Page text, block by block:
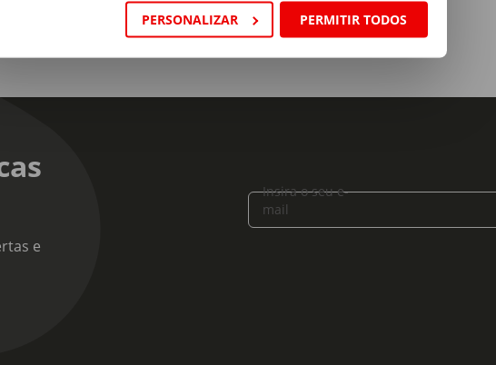
PERSONALIZAR PERMITIR TODOS
produto:
de Prova:
e
Insira o seu e-
mail